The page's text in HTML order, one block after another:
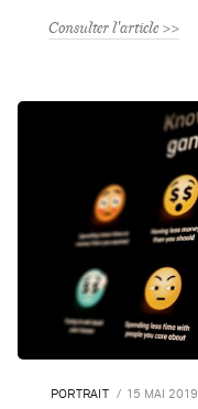
Consulter l'article
PORTRAIT 15 MAI 2019